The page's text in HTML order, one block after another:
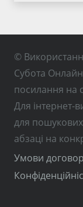
©
Субота
посилання на
Для інтернет-
для
абзаці на
Умови